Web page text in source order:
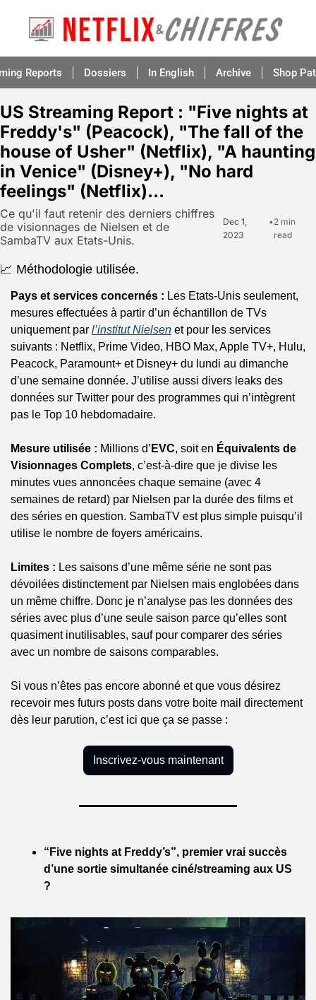
Reports Dossiers In English Archive Shop
US Streaming Report : "Five nights at
Freddy's" (Peacock), "The fall of the
house of Usher" (Netflix), "A haunting
in Venice" (Disney+), "No hard
feelings" (Netflix)...
Ce qu'il faut retenir des derniers chiffres
de visionnages de Nielsen et de
SambaTV aux Etats-Unis.
Dec 1,
2023
•2 min
read
📈 Méthodologie utilisée.
Pays et services concernés : Les Etats-Unis seulement,
mesures effectuées à partir d’un échantillon de TVs
uniquement par l’institut Nielsen et pour les services
suivants : Netflix, Prime Video, HBO Max, Apple TV+, Hulu,
Peacock, Paramount+ et Disney+ du lundi au dimanche
d’une semaine donnée. J’utilise aussi divers leaks des
données sur Twitter pour des programmes qui n’intègrent
pas le Top 10 hebdomadaire.
Mesure utilisée : Millions d’ EVC, soit en Équivalents de
Visionnages Complets, c’est-à-dire que je divise les
minutes vues annoncées chaque semaine (avec 4
semaines de retard) par Nielsen par la durée des films et
des séries en question. SambaTV est plus simple puisqu’il
utilise le nombre de foyers américains.
Limites : Les saisons d’une même série ne sont pas
dévoilées distinctement par Nielsen mais englobées dans
un même chiffre. Donc je n’analyse pas les données des
séries avec plus d’une seule saison parce qu’elles sont
quasiment inutilisables, sauf pour comparer des séries
avec un nombre de saisons comparables.
Si vous n’êtes pas encore abonné et que vous désirez
recevoir mes futurs posts dans votre boite mail directement
dès leur parution, c’est ici que ça se passe :
Inscrivez-vous maintenant
“Five nights at Freddy’s”, premier vrai succès
d’une sortie simultanée ciné/streaming aux US
?